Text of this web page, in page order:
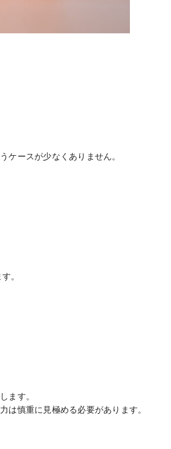
ケースが少なくありません。
。
ます。
は慎重に見極める必要があります。